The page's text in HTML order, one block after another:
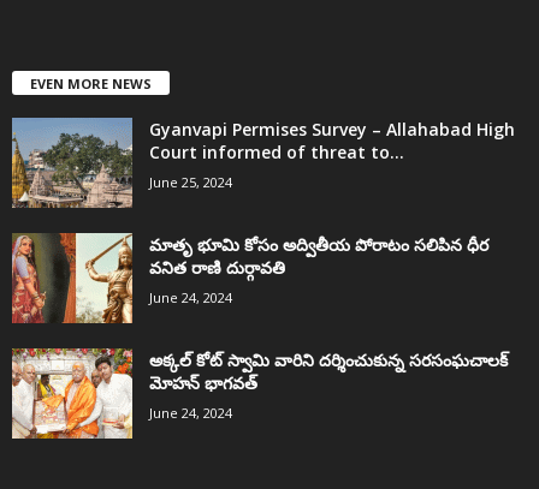
EVEN MORE NEWS
Gyanvapi Permises Survey – Allahabad High
Court informed of threat to...
June 25, 2024
మాతృ భూమి కోసం అద్వితీయ పోరాటం సలిపిన ధీర
వనిత రాణి దుర్గావతి
June 24, 2024
అక్కల్‌ కోట్‌ స్వామి వారిని దర్శించుకున్న సరసంఘచాలక్
మోహన్ భాగవత్
June 24, 2024